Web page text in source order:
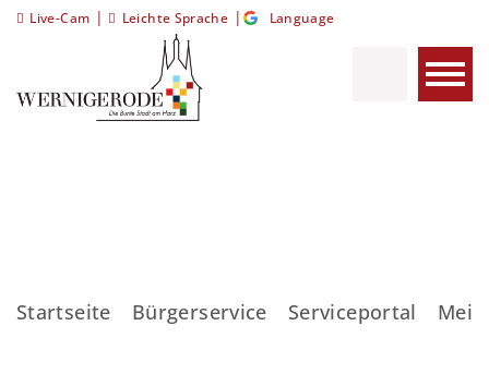
Live-Cam | Leichte Sprache | Language
Startseite Bürgerservice Serviceportal